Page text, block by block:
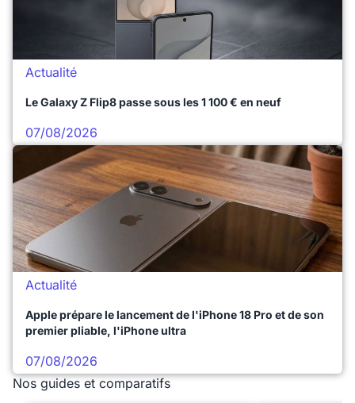
Actualité
Le Galaxy Z Flip8 passe sous les 1 100 € en neuf
07/08/2026
Actualité
Apple prépare le lancement de l'iPhone 18 Pro et de son
premier pliable, l'iPhone ultra
07/08/2026
Nos guides et comparatifs